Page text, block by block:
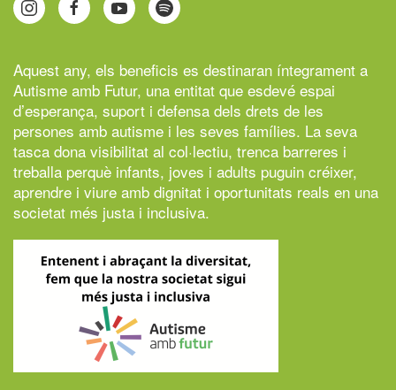
Aquest any, els beneficis es destinaran íntegrament a
Autisme amb Futur, una entitat que esdevé espai
d’esperança, suport i defensa dels drets de les
persones amb autisme i les seves famílies. La seva
tasca dona visibilitat al col·lectiu, trenca barreres i
treballa perquè infants, joves i adults puguin créixer,
aprendre i viure amb dignitat i oportunitats reals en una
societat més justa i inclusiva.